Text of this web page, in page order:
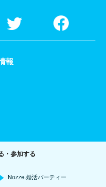
報
・参加する
Nozze.婚活パーティー